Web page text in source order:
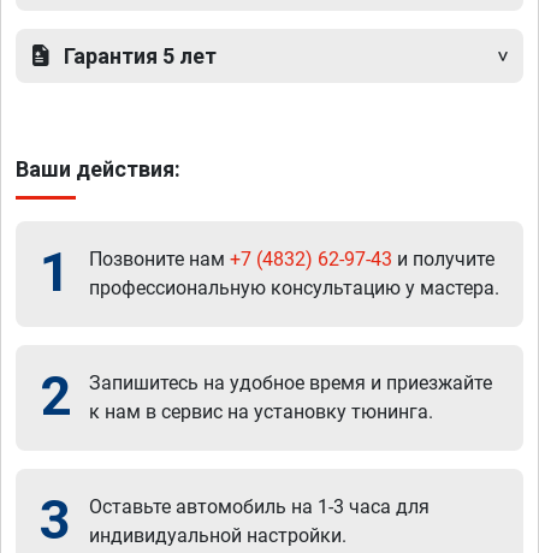
Гарантия 5 лет
Ваши действия:
1 Позвоните нам +7 (4832) 62-97-43 и получите
профессиональную консультацию у мастера.
2
Запишитесь на удобное время и приезжайте
к нам в сервис на установку тюнинга.
3
Оставьте автомобиль на 1-3 часа для
индивидуальной настройки.